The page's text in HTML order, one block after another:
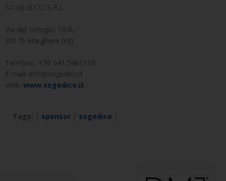
SO.GE.di.CO. S.R.L.
Via del Trifoglio 19/A,
30175 Marghera (VE)
Telefono: +39 041 5461109
E-mail: info@sogedico.it
Web: www.sogedico.it
Tags: | sponsor | sogedico |